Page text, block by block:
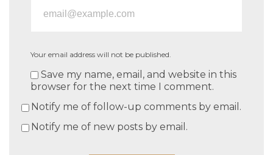
Your email address will not be published.
Save my name, email, and website in this
browser for the next time I comment.
Notify me of follow-up comments by email.
Notify me of new posts by email.